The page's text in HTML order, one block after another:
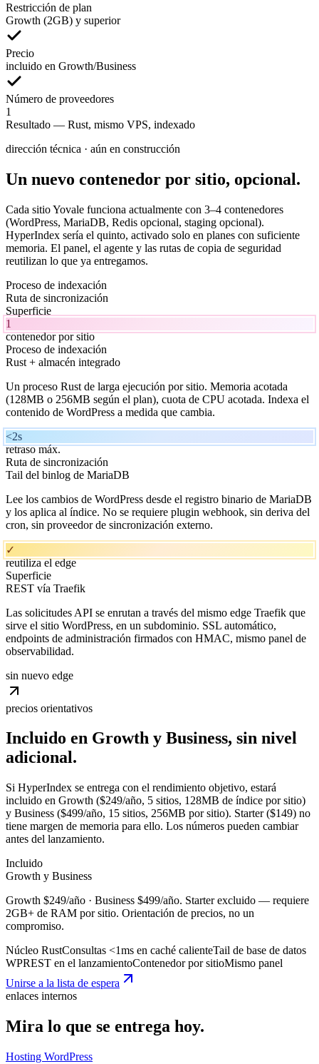
Restricción de plan
Growth (2GB) y superior
Precio
incluido en Growth/Business
Número de proveedores
1
Resultado — Rust, mismo VPS, indexado
dirección técnica · aún en construcción
Un nuevo contenedor por sitio, opcional.
Cada sitio Yovale funciona actualmente con 3–4 contenedores
(WordPress, MariaDB, Redis opcional, staging opcional).
HyperIndex sería el quinto, activado solo en planes con suficiente
memoria. El panel, el agente y las rutas de copia de seguridad
reutilizan lo que ya entregamos.
Proceso de indexación
Ruta de sincronización
Superficie
1
contenedor por sitio
Proceso de indexación
Rust + almacén integrado
Un proceso Rust de larga ejecución por sitio. Memoria acotada
(128MB o 256MB según el plan), cuota de CPU acotada. Indexa el
contenido de WordPress a medida que cambia.
<2s
retraso máx.
Ruta de sincronización
Tail del binlog de MariaDB
Lee los cambios de WordPress desde el registro binario de MariaDB
y los aplica al índice. No se requiere plugin webhook, sin deriva del
cron, sin proveedor de sincronización externo.
✓
reutiliza el edge
Superficie
REST vía Traefik
Las solicitudes API se enrutan a través del mismo edge Traefik que
sirve el sitio WordPress, en un subdominio. SSL automático,
endpoints de administración firmados con HMAC, mismo panel de
observabilidad.
sin nuevo edge
precios orientativos
Incluido en Growth y Business, sin nivel
adicional.
Si HyperIndex se entrega con el rendimiento objetivo, estará
incluido en Growth ($249/año, 5 sitios, 128MB de índice por sitio)
y Business ($499/año, 15 sitios, 256MB por sitio). Starter ($149) no
tiene margen de memoria para ello. Los números pueden cambiar
antes del lanzamiento.
Incluido
Growth y Business
Growth $249/año · Business $499/año. Starter excluido — requiere
2GB+ de RAM por sitio. Orientación de precios, no un
compromiso.
Núcleo RustConsultas <1ms en caché calienteTail de base de datos
WPREST en el lanzamientoContenedor por sitioMismo panel
Unirse a la lista de espera
enlaces internos
Mira lo que se entrega hoy.
Hosting WordPress